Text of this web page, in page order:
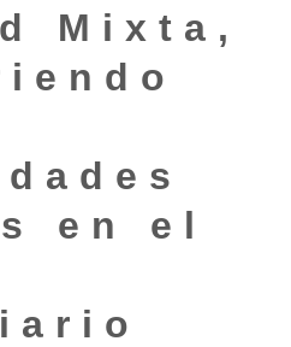
Mixta,
en el